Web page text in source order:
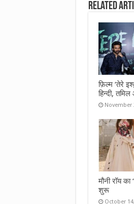
o
o
k
Related
फ़िल्म ‘तेरे
हिन्दी,
November
मौनी रॉय
शुरू
October